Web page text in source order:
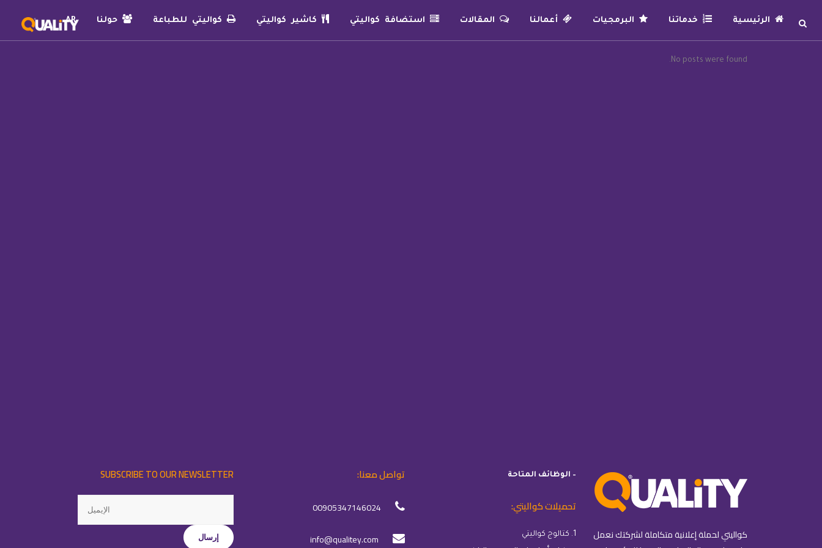
الرئيسية خدماتنا البرمجيات أعمالنا المقالات استضافة كواليتي كاشير كواليتي كواليتي للطباعة حولنا AR
No posts were found.
كواليتي لحملة إعلانية متكاملة لشركتك نعمل
– الوظائف المتاحة
تحميلات كواليتي:
1. كتالوج كواليتي
تواصل معنا:
00905347146024
info@qualitey.com
SUBSCRIBE TO OUR NEWSLETTER